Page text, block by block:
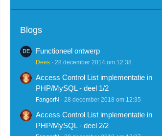
Blogs
Functioneel ontwerp
Dees 28 december 2014 om 12:38
Access Control List implementatie in
PHP/MySQL - deel 1/2
FangorN 28 december 2018 om 12:35
Access Control List implementatie in
PHP/MySQL - deel 2/2